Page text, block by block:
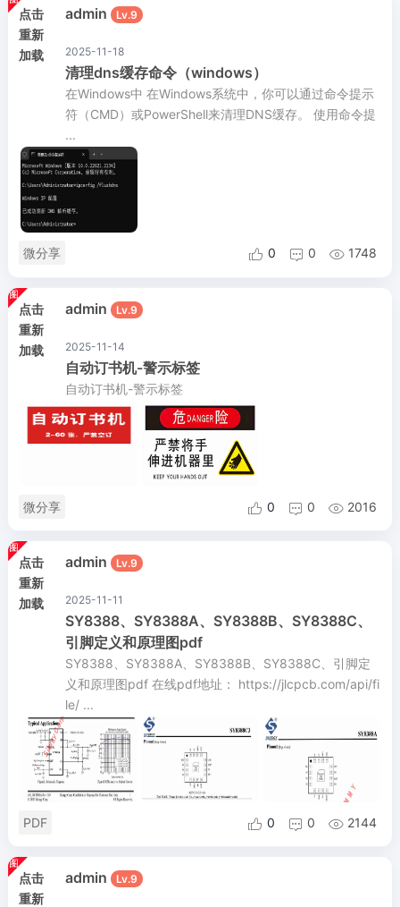
点击
重新
加载
admin Lv.9
2025-11-18
清理dns缓存命令（windows）
在Windows中 在Windows系统中，你可以通过命令提示
符（CMD）或PowerShell来清理DNS缓存。 使用命令提
...
微分享  0  0  1748
点击
重新
加载
admin Lv.9
2025-11-14
自动订书机-警示标签
自动订书机-警示标签
微分享  0  0  2016
点击
重新
加载
admin Lv.9
2025-11-11
SY8388、SY8388A、SY8388B、SY8388C、
引脚定义和原理图pdf
SY8388、SY8388A、SY8388B、SY8388C、引脚定
义和原理图pdf 在线pdf地址： https://jlcpcb.com/api/fi
le/ ...
PDF  0  0  2144
点击
重新
admin Lv.9